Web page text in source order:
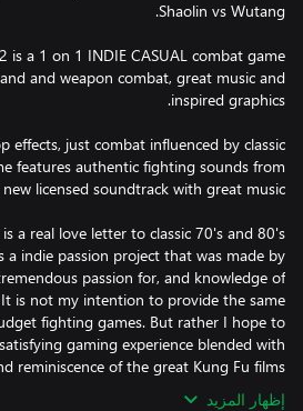
is a 1 on 1 INDIE CASUAL combat game
and weapon combat, great music and
effects, just combat influenced by classic
features authentic fighting sounds from
a real love letter to classic 70's and 80's
a indie passion project that was made by
passion for, and knowledge of
It is not my intention to provide the same
fighting games. But rather I hope to
gaming experience blended with
reminiscence of the great Kung Fu films.
إظهار المزيد